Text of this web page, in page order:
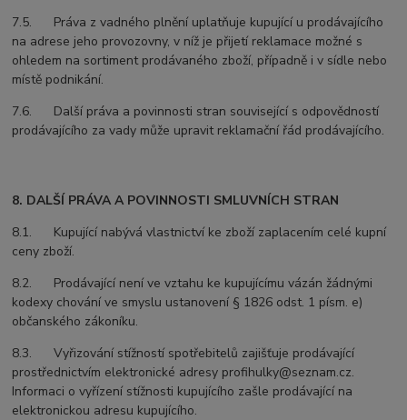
7.5. Práva z vadného plnění uplatňuje kupující u prodávajícího
na adrese jeho provozovny, v níž je přijetí reklamace možné s
ohledem na sortiment prodávaného zboží, případně i v sídle nebo
místě podnikání.
7.6. Další práva a povinnosti stran související s odpovědností
prodávajícího za vady může upravit reklamační řád prodávajícího.
8. DALŠÍ PRÁVA A POVINNOSTI SMLUVNÍCH STRAN
8.1. Kupující nabývá vlastnictví ke zboží zaplacením celé kupní
ceny zboží.
8.2. Prodávající není ve vztahu ke kupujícímu vázán žádnými
kodexy chování ve smyslu ustanovení § 1826 odst. 1 písm. e)
občanského zákoníku.
8.3. Vyřizování stížností spotřebitelů zajišťuje prodávající
prostřednictvím elektronické adresy profihulky@seznam.cz.
Informaci o vyřízení stížnosti kupujícího zašle prodávající na
elektronickou adresu kupujícího.